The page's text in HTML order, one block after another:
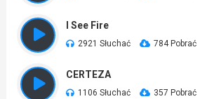
I See Fire
2921 Słuchać 784 Pobrać
CERTEZA
1106 Słuchać 357 Pobrać